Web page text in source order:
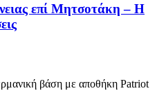
επί Μητσοτάκη – Η